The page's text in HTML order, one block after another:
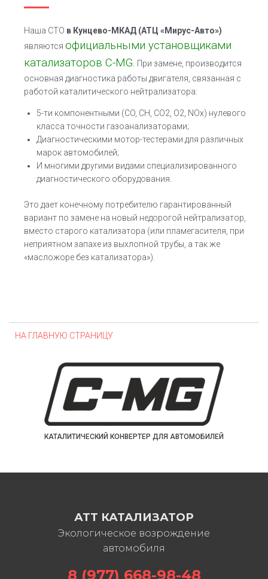
Наша СТО в Кунцево-МКАД (АТЦ «Мирус-Авто»)
являются официальными установщиками
катализаторов C-MG. При замене, производится
основная диагностика работы двигателя, связанная с
работой каталитического нейтрализатора:
5-ти компонентными (CO, CH, CO2, O2, NOx) нулевого
класса точности газоанализаторами;
Диагностическими мотор-тестерами для различных
марок автомобилей;
И многими другими видами специализированного
диагностического оборудования.
Это дает конечному потребителю гарантированный
вариант по замене на новый недорогой нейтрализатор,
вместо старого катализатора (или пламегасителя, при
неприятном запахе из выхлопной трубы, а так же
«масложоре без катализатора»).
НА ГЛАВНУЮ СТРАНИЦУ
КАТАЛИТИЧЕСКИЙ КОНВЕРТЕР ДЛЯ АВТОМОБИЛЕЙ
АТТ КАТАЛИЗАТОР
Экологическое возрождение
автомобиля
8 (977) 668-98-48